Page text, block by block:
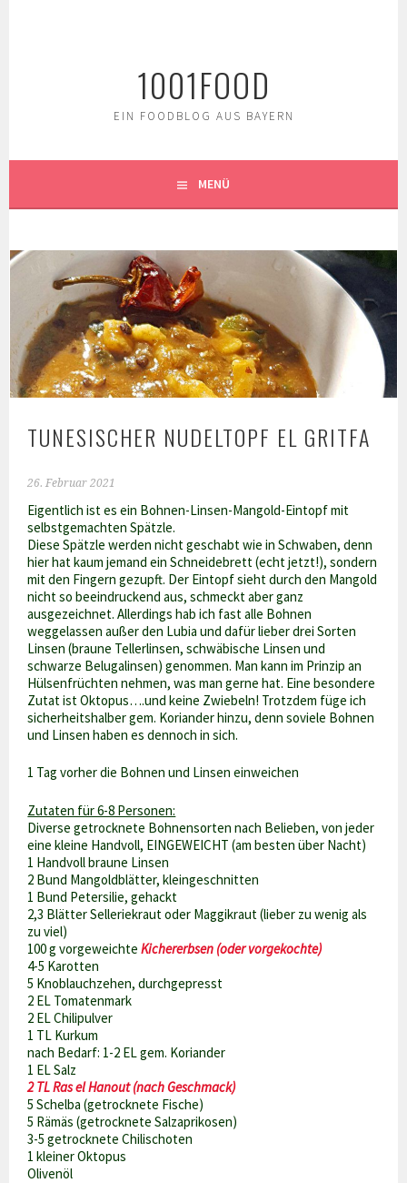
1001FOOD
EIN FOODBLOG AUS BAYERN
MENÜ
TUNESISCHER NUDELTOPF EL GRITFA
26. Februar 2021
Eigentlich ist es ein Bohnen-Linsen-Mangold-Eintopf mit
selbstgemachten Spätzle.
Diese Spätzle werden nicht geschabt wie in Schwaben, denn
hier hat kaum jemand ein Schneidebrett (echt jetzt!), sondern
mit den Fingern gezupft. Der Eintopf sieht durch den Mangold
nicht so beeindruckend aus, schmeckt aber ganz
ausgezeichnet. Allerdings hab ich fast alle Bohnen
weggelassen außer den Lubia und dafür lieber drei Sorten
Linsen (braune Tellerlinsen, schwäbische Linsen und
schwarze Belugalinsen) genommen. Man kann im Prinzip an
Hülsenfrüchten nehmen, was man gerne hat. Eine besondere
Zutat ist Oktopus….und keine Zwiebeln! Trotzdem füge ich
sicherheitshalber gem. Koriander hinzu, denn soviele Bohnen
und Linsen haben es dennoch in sich.
1 Tag vorher die Bohnen und Linsen einweichen
Zutaten für 6-8 Personen:
Diverse getrocknete Bohnensorten nach Belieben, von jeder
eine kleine Handvoll, EINGEWEICHT (am besten über Nacht)
1 Handvoll braune Linsen
2 Bund Mangoldblätter, kleingeschnitten
1 Bund Petersilie, gehackt
2,3 Blätter Selleriekraut oder Maggikraut (lieber zu wenig als
zu viel)
100 g vorgeweichteKichererbsen (oder vorgekochte)
4-5 Karotten
5 Knoblauchzehen, durchgepresst
2 EL Tomatenmark
2 EL Chilipulver
1 TL Kurkum
nach Bedarf: 1-2 EL gem. Koriander
1 EL Salz
2 TL Ras el Hanout (nach Geschmack)
5 Schelba (getrocknete Fische)
5 Rämäs (getrocknete Salzaprikosen)
3-5 getrocknete Chilischoten
1 kleiner Oktopus
Olivenöl